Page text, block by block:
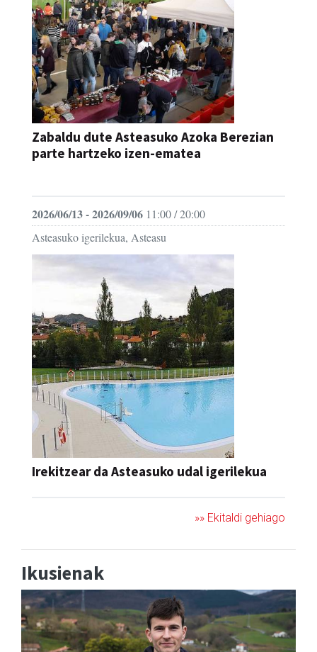
Zabaldu dute Asteasuko Azoka Berezian
parte hartzeko izen-ematea
2026/06/13 - 2026/09/06 11:00 / 20:00
Asteasuko igerilekua, Asteasu
Irekitzear da Asteasuko udal igerilekua
»» Ekitaldi gehiago
Ikusienak